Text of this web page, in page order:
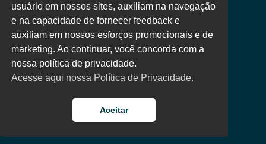
Clube de Vantagens
Área Colaborador
usuário em nossos sites, auxiliam na navegação
e na capacidade de fornecer feedback e
auxiliam em nossos esforços promocionais e de
marketing. Ao continuar, você concorda com a
nossa política de privacidade.
Acesse aqui nossa Política de Privacidade.
Aceitar